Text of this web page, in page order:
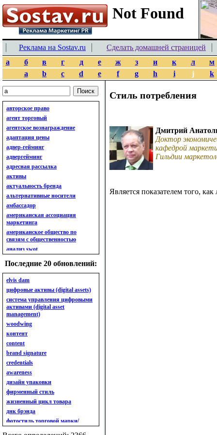
Реклама на Sostav.ru
Сделать домашней страницей
а
б в г д е ж з и к л
м
a
b c d e f g h i j k
авторское право
агент торговый
агентское вознаграждение
адаптация цены
адвер-гейминг
адвергейминг
адресная рассылка
активы
актуальность бренда
альтернативные носители
амбассадор
американская ассоциация
маркетинга
американское общество по
связям с общественностью
анализ swot
анализ бизнес-портфеля
анализ имиджа
анализ кластерный
анализ конкурентов
анализ кросс-культурных
особенностей
анализ мак кинси «7s»
анализ макросистемы
анализ маркетинговый
анализ рынка
анализ ситуационный
анализ экспертный
индивидуальный
анкета
ассортимент
ассортимент товарный.
планирование товарного
ассортимента
ассортимент. глубина
Последние 20 обновлений:
elvis dam
цифровые активы (digital assets)
система управления цифровыми
активами (digital asset
management)
woodwing
контент
content
brand signature
credentials
awareness
дизайн упаковки
фирменный стиль
жизненный цикл товара
днк брэнда
фотостиль торговой марки/
линейки продукции
Стиль потребления
Дмитрий
Доктор
кафедрой
Гильдии
Является показателем того,